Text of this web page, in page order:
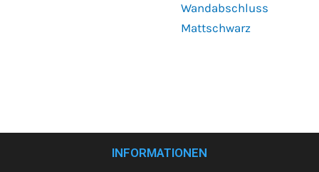
Wandabschluss
Mattschwarz
INFORMATIONEN